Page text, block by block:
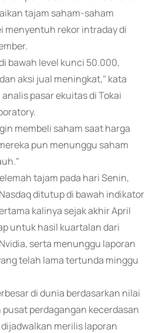
tajam saham-saham
menyentuh rekor intraday di
bawah level kunci 50.000,
aksi jual meningkat," kata
pasar ekuitas di Tokai
membeli saham saat harga
pun menunggu saham
tajam pada hari Senin,
ditutup di bawah indikator
kalinya sejak akhir April
untuk hasil kuartalan dari
serta menunggu laporan
telah lama tertunda minggu
di dunia berdasarkan nilai
perdagangan kecerdasan
merilis laporan